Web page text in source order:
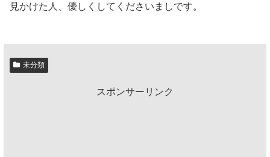
見かけた人、優しくしてくださいましです。
未分類
スポンサーリンク